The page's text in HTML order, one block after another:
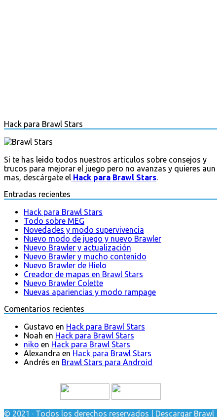
Hack para Brawl Stars
Si te has leido todos nuestros articulos sobre consejos y
trucos para mejorar el juego pero no avanzas y quieres aun
mas, descárgate el Hack para Brawl Stars.
Entradas recientes
Hack para Brawl Stars
Todo sobre MEG
Novedades y modo supervivencia
Nuevo modo de juego y nuevo Brawler
Nuevo Brawler y actualización
Nuevo Brawler y mucho contenido
Nuevo Brawler de Hielo
Creador de mapas en Brawl Stars
Nuevo Brawler Colette
Nuevas apariencias y modo rampage
Comentarios recientes
Gustavo en Hack para Brawl Stars
Noah en Hack para Brawl Stars
niko en Hack para Brawl Stars
Alexandra en Hack para Brawl Stars
Andrés en Brawl Stars para Android
© 2021 · Todos los derechos reservados | Descargar Brawl